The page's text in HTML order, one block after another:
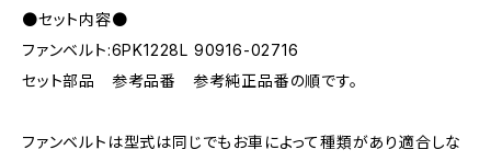
●セット内容●
ファンベルト:6PK1228L 90916-02716
セット部品 参考品番 参考純正品番の順です。
ファンベルトは型式は同じでもお車によって種類があり適合しな